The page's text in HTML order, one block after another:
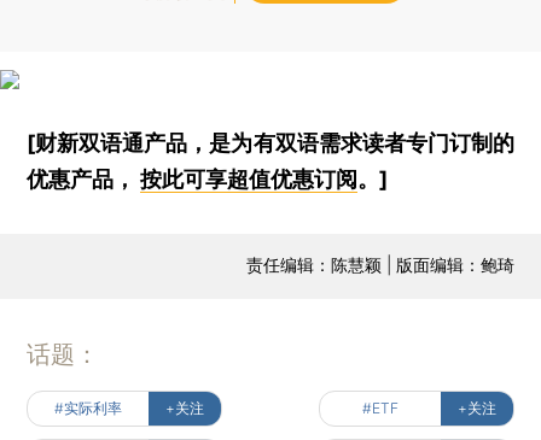
[财新双语通产品，是为有双语需求读者专门订制的
优惠产品，按此可享超值优惠订阅 。]
责任编辑：陈慧颖 | 版面编辑：鲍琦
话题：
#实际利率 +关注 #ETF +关注